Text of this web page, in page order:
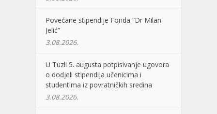
Povećane stipendije Fonda “Dr Milan
Jelić”
3.08.2026.
U Tuzli 5. augusta potpisivanje ugovora
o dodjeli stipendija učenicima i
studentima iz povratničkih sredina
3.08.2026.